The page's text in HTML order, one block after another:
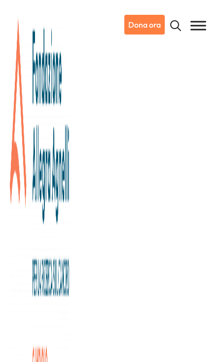
Dona ora
09/04/2024
Notizie da Candiolo
Torino Comics 2024: i supereroi
uniti per la ricerca sul cancro